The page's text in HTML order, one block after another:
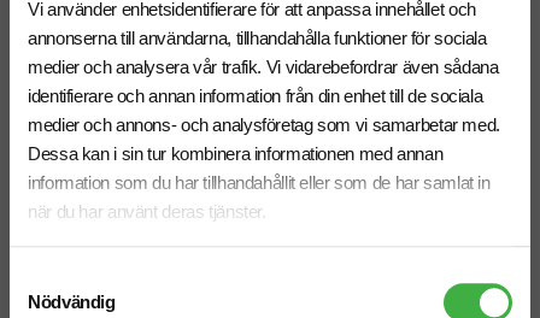
Vi använder enhetsidentifierare för att anpassa innehållet och
annonserna till användarna, tillhandahålla funktioner för sociala
medier och analysera vår trafik. Vi vidarebefordrar även sådana
identifierare och annan information från din enhet till de sociala
medier och annons- och analysföretag som vi samarbetar med.
Dessa kan i sin tur kombinera informationen med annan
information som du har tillhandahållit eller som de har samlat in
när du har använt deras tjänster.
Nödvändig
Svart bläck
fr. 525,00 kr inkl. moms